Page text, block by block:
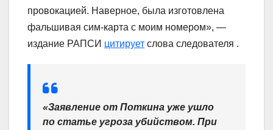
провокацией. Наверное, была изготовлена
фальшивая сим-карта с моим номером», —
издание РАПСИ цитирует слова следователя .
«Заявление от Поткина уже ушло
по статье угроза убийством. При